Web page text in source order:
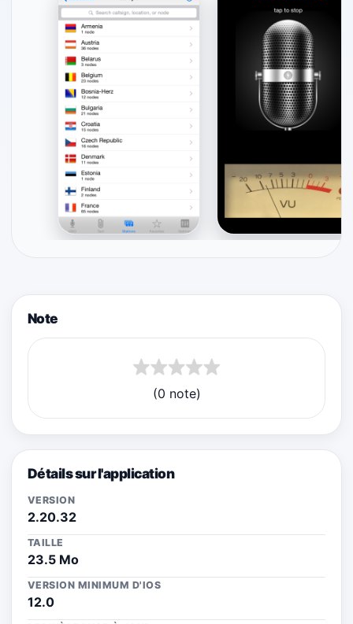
Note
(0 note)
Détails sur l'application
VERSION
2.20.32
TAILLE
23.5 Mo
VERSION MINIMUM D'IOS
12.0